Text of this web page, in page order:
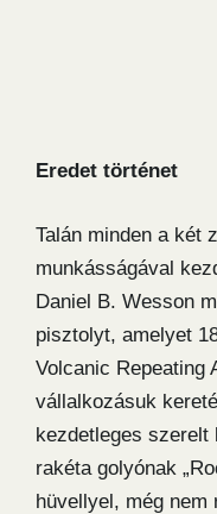
Eredet történet
Talán minden a két
munkásságával
Daniel B. Wesson
pisztolyt, amelyet
Volcanic Repeating
vállalkozásuk
kezdetleges
rakéta golyónak
hüvellyel, még nem